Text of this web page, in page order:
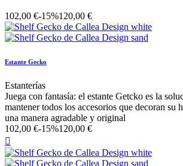
102,00 €-15%120,00 €
Estante Gecko
Estanterías
Juega con fantasía: el estante Getcko es la
mantener todos los accesorios que decoran su
una manera agradable y original
102,00 €-15%120,00 €
